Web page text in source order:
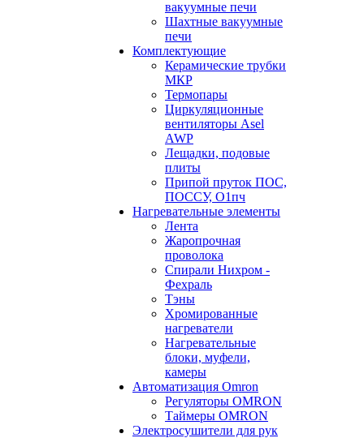
вакуумные печи
Шахтные вакуумные
печи
Комплектующие
Керамические трубки
МКР
Термопары
Циркуляционные
вентиляторы Asel
AWP
Лещадки, подовые
плиты
Припой пруток ПОС,
ПОССУ, О1пч
Нагревательные элементы
Лента
Жаропрочная
проволока
Спирали Нихром -
Фехраль
Тэны
Хромированные
нагреватели
Нагревательные
блоки, муфели,
камеры
Автоматизация Omron
Регуляторы OMRON
Таймеры OMRON
Электросушители для рук